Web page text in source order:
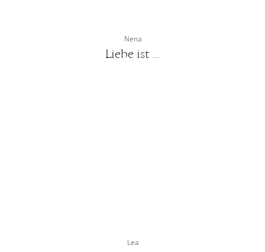
Nena
Liebe ist ...
Lea